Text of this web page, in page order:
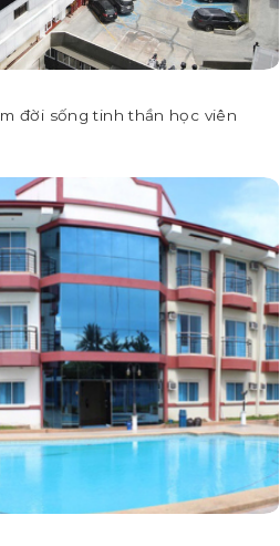
đời sống tinh thần học viên